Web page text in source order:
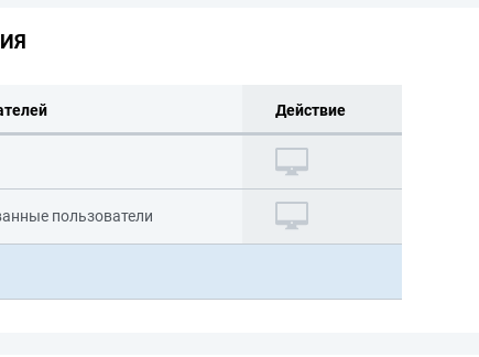
Действие
пользователи